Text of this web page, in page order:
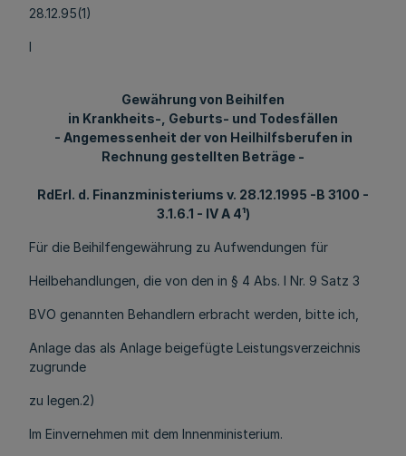
28.12.95(1)
l
Gewährung von Beihilfen
in Krankheits-, Geburts- und Todesfällen
- Angemessenheit der von Heilhilfsberufen in
Rechnung gestellten Beträge -
RdErl. d. Finanzministeriums v. 28.12.1995 -B 3100 -
3.1.6.1 - IV A 4¹)
Für die Beihilfengewährung zu Aufwendungen für
Heilbehandlungen, die von den in § 4 Abs. l Nr. 9 Satz 3
BVO genannten Behandlern erbracht werden, bitte ich,
Anlage das als Anlage beigefügte Leistungsverzeichnis
zugrunde
zu legen.2)
Im Einvernehmen mit dem Innenministerium.